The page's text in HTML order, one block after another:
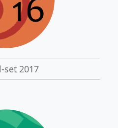
set 2017